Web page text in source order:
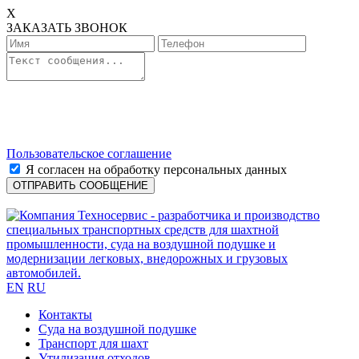
X
ЗАКАЗАТЬ ЗВОНОК
Пользовательское соглашение
Я согласен на обработку персональных данных
EN RU
Контакты
Cуда на воздушной подушке
Транспорт для шахт